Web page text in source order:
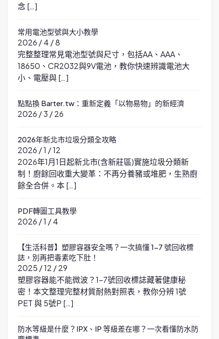
念 […]
常用電池型號與大小教學
2026 / 4 / 8
完整整理常見電池型號與尺寸，包括AA、AAA、
18650、CR2032與9V電池，教你快速辨識電池大
小、電壓與 […]
點點換 Barter.tw：重新定義「以物易物」的新經濟
2026 / 3 / 26
2026年新北市垃圾分類全攻略
2026 / 1 / 12
2026年1月1日起新北市(含新莊區)實施垃圾分類新
制！廚餘回收重大變革：不再分養豬或堆肥，生熟廚
餘全合併。本 […]
PDF轉圖工具教學
2026 / 1 / 4
【生活科普】塑膠容器安全嗎？一次搞懂 1-7 號回收標
誌，別再把毒素吃下肚！
2025 / 12 / 29
塑膠容器能不能微波？1-7號回收標誌藏著健康秘
密！本文整理完整材質耐熱對照表，教你分辨 1號
PET 與 5號P […]
防水等級是什麼？IPX、IP 等級差在哪？一次看懂防水防